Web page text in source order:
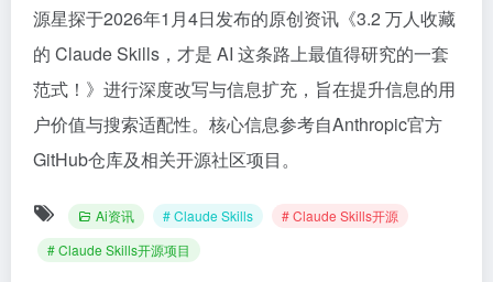
源星探于2026年1月4日发布的原创资讯《3.2 万人收藏
的 Claude Skills，才是 AI 这条路上最值得研究的一套
范式！》进行深度改写与信息扩充，旨在提升信息的用
户价值与搜索适配性。核心信息参考自Anthropic官方
GitHub仓库及相关开源社区项目。
Ai资讯 # Claude Skills
# Claude Skills开源
# Claude Skills开源项目